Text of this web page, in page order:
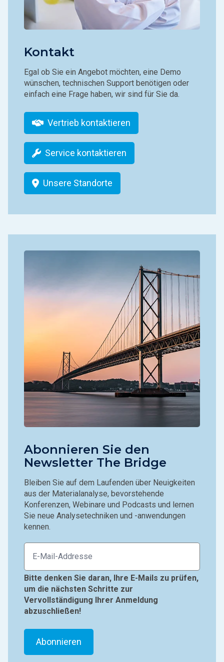
Kontakt
Egal ob Sie ein Angebot möchten, eine Demo
wünschen, technischen Support benötigen oder
einfach eine Frage haben, wir sind für Sie da.
Vertrieb kontaktieren
Service kontaktieren
Unsere Standorte
Abonnieren Sie den
Newsletter The Bridge
Bleiben Sie auf dem Laufenden über Neuigkeiten
aus der Materialanalyse, bevorstehende
Konferenzen, Webinare und Podcasts und lernen
Sie neue Analysetechniken und -anwendungen
kennen.
Bitte denken Sie daran, Ihre E-Mails zu prüfen,
um die nächsten Schritte zur
Vervollständigung Ihrer Anmeldung
abzuschließen!